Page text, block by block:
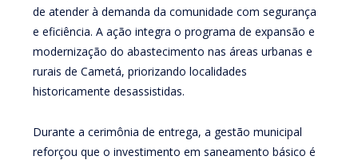
de atender à demanda da comunidade com segurança
e eficiência. A ação integra o programa de expansão e
modernização do abastecimento nas áreas urbanas e
rurais de Cametá, priorizando localidades
historicamente desassistidas.
Durante a cerimônia de entrega, a gestão municipal
reforçou que o investimento em saneamento básico é